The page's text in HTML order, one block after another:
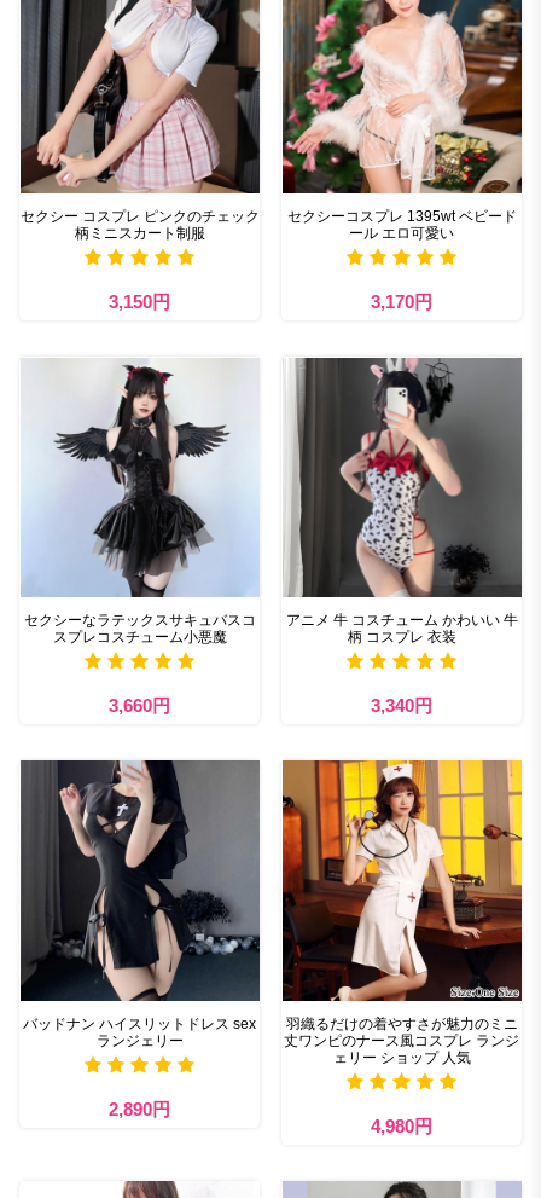
セクシー コスプレ​ ピンクのチェック
柄ミニスカート制服
3,150円
セクシーコスプレ 1395wt ベビード
ール エロ可愛い
3,170円
セクシーなラテックスサキュバスコ
スプレコスチューム小悪魔
3,660円
アニメ 牛 コスチューム かわいい 牛
柄 コスプレ 衣装
3,340円
バッドナン ハイスリットドレス sex
ランジェリー
2,890円
羽織るだけの着やすさが魅力のミニ
丈ワンピのナース風コスプレ ランジ
ェリー ショップ 人気
4,980円